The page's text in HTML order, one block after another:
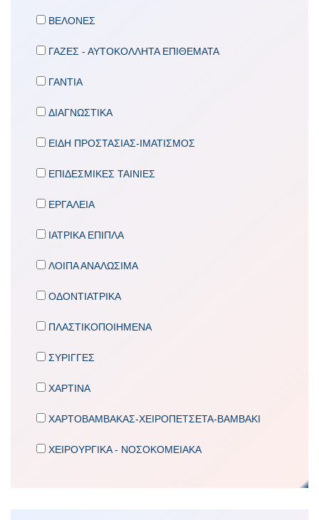
ΒΕΛΟΝΕΣ
ΓΑΖΕΣ - ΑΥΤΟΚΟΛΛΗΤΑ ΕΠΙΘΕΜΑΤΑ
ΓΑΝΤΙΑ
ΔΙΑΓΝΩΣΤΙΚΑ
ΕΙΔΗ ΠΡΟΣΤΑΣΙΑΣ-ΙΜΑΤΙΣΜΟΣ
ΕΠΙΔΕΣΜΙΚΕΣ ΤΑΙΝΙΕΣ
ΕΡΓΑΛΕΙΑ
ΙΑΤΡΙΚΑ ΕΠΙΠΛΑ
ΛΟΙΠΑ ΑΝΑΛΩΣΙΜΑ
ΟΔΟΝΤΙΑΤΡΙΚΑ
ΠΛΑΣΤΙΚΟΠΟΙΗΜΕΝΑ
ΣΥΡΙΓΓΕΣ
ΧΑΡΤΙΝΑ
ΧΑΡΤΟΒΑΜΒΑΚΑΣ-ΧΕΙΡΟΠΕΤΣΕΤΑ-ΒΑΜΒΑΚΙ
ΧΕΙΡΟΥΡΓΙΚΑ - ΝΟΣΟΚΟΜΕΙΑΚΑ